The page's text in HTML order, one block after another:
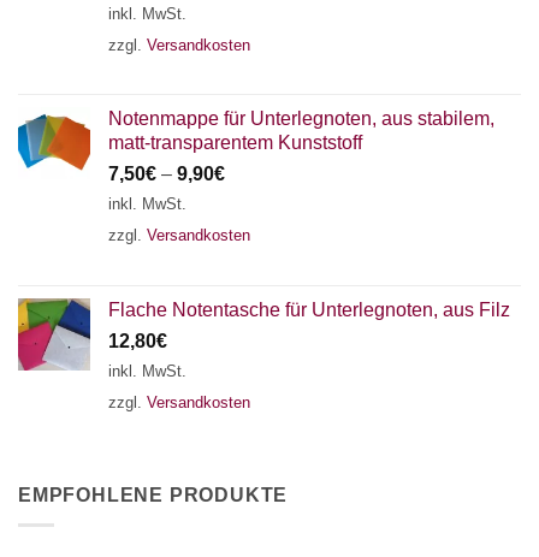
inkl. MwSt.
zzgl. Versandkosten
Notenmappe für Unterlegnoten, aus stabilem,
matt-transparentem Kunststoff
7,50€ – 9,90€
inkl. MwSt.
zzgl. Versandkosten
Flache Notentasche für Unterlegnoten, aus Filz
12,80€
inkl. MwSt.
zzgl. Versandkosten
EMPFOHLENE PRODUKTE